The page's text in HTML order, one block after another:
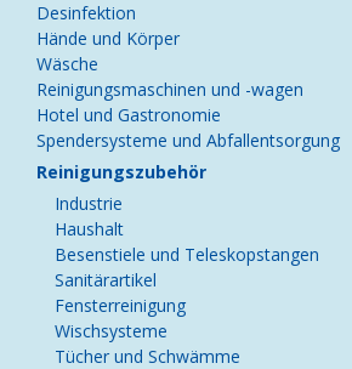
Desinfektion
Hände und Körper
Wäsche
Reinigungsmaschinen und -wagen
Hotel und Gastronomie
Spendersysteme und Abfallentsorgung
Reinigungszubehör
Industrie
Haushalt
Besenstiele und Teleskopstangen
Sanitärartikel
Fensterreinigung
Wischsysteme
Tücher und Schwämme